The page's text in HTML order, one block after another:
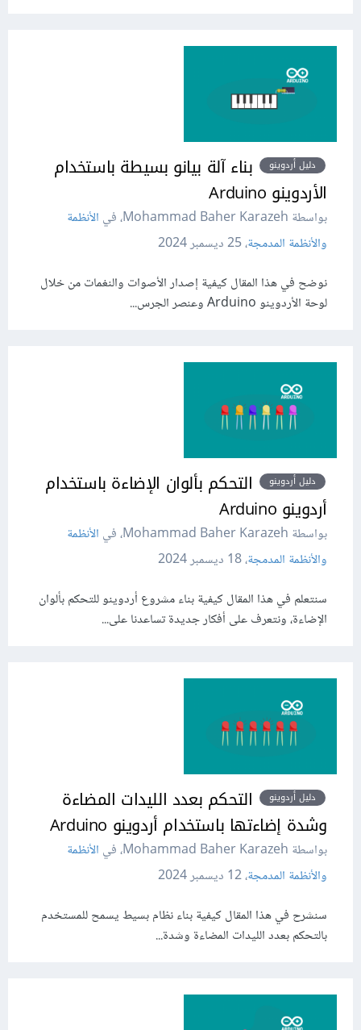
دليل أردوينو
بناء آلة بيانو بسيطة باستخدام
الأردوينو Arduino
بواسطة Mohammad Baher Karazeh، في
الأنظمة
والأنظمة المدمجة،25 ديسمبر 2024
نوضح في هذا المقال كيفية إصدار الأصوات والنغمات من خلال
لوحة الأردوينو Arduino وعنصر الجرس...
دليل أردوينو
التحكم بألوان الإضاءة باستخدام
أردوينو Arduino
بواسطة Mohammad Baher Karazeh، في
الأنظمة
والأنظمة المدمجة،18 ديسمبر 2024
سنتعلم في هذا المقال كيفية بناء مشروع أردوينو للتحكم بألوان
الإضاءة، ونتعرف على أفكار جديدة تساعدنا على...
دليل أردوينو
التحكم بعدد الليدات المضاءة
وشدة إضاءتها باستخدام أردوينو Arduino
بواسطة Mohammad Baher Karazeh، في
الأنظمة
والأنظمة المدمجة،12 ديسمبر 2024
سنشرح في هذا المقال كيفية بناء نظام بسيط يسمح للمستخدم
بالتحكم بعدد الليدات المضاءة وشدة...